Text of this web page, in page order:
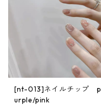
[nt-013]ネイルチップ p
urple/pink